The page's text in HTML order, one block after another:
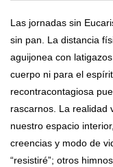
Las jornadas sin
sin pan. La distancia
aguijonea con
cuerpo ni para el
recontracontagiosa
rascarnos. La realidad
nuestro espacio
creencias y modo de
“resistiré”; otros